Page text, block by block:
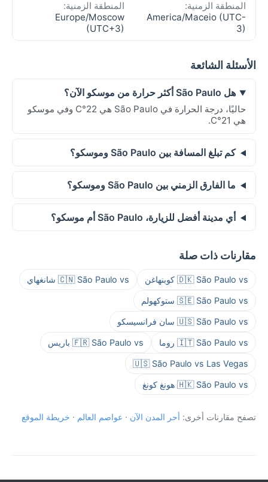
المنطقة الزمنية:
America/Maceio (UTC-
3)
المنطقة الزمنية:
Europe/Moscow
(UTC+3)
الأسئلة الشائعة
هل São Paulo أكثر حرارة من موسكو الآن؟
حاليًا، درجة الحرارة في São Paulo هي 22°C وفي موسكو
هي 21°C.
كم تبلغ المسافة بين São Paulo وموسكو؟
ما الفارق الزمني بين São Paulo وموسكو؟
أي مدينة أفضل للزيارة، São Paulo أم موسكو؟
مقارنات ذات صلة
🇩🇰 São Paulo vs كوبنهاغن 🇨🇳 São Paulo vs شانغهاي
🇸🇪 São Paulo vs ستوكهولم
🇺🇸 São Paulo vs سان فرانسيسكو
🇮🇹 São Paulo vs روما 🇫🇷 São Paulo vs باريس
🇺🇸 São Paulo vs Las Vegas
🇭🇰 São Paulo vs هونغ كونغ
تصفح مقارنات أخرى: أحر المدن الآن · عواصم العالم · خريطة الموقع